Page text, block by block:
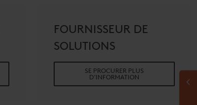
FOURNISSEUR DE
SOLUTIONS
SE PROCURER PLUS
D'INFORMATION